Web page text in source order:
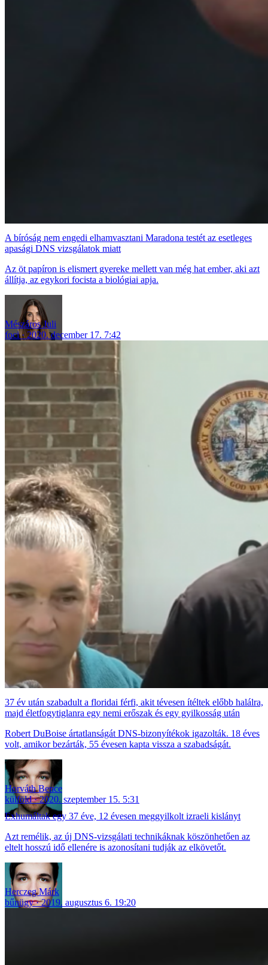
A bíróság nem engedi elhamvasztani Maradona testét az esetleges
apasági DNS vizsgálatok miatt
Az öt papíron is elismert gyereke mellett van még hat ember, aki azt
állítja, az egykori focista a biológiai apja.
Mészáros Juli
foci
2020. december 17. 7:42
37 év után szabadult a floridai férfi, akit tévesen ítéltek előbb halálra,
majd életfogytiglanra egy nemi erőszak és egy gyilkosság után
Robert DuBoise ártatlanságát DNS-bizonyítékok igazolták. 18 éves
volt, amikor bezárták, 55 évesen kapta vissza a szabadságát.
Horváth Bence
külföld
2020. szeptember 15. 5:31
Exhumáltak egy 37 éve, 12 évesen meggyilkolt izraeli kislányt
Azt remélik, az új DNS-vizsgálati technikáknak köszönhetően az
eltelt hosszú idő ellenére is azonosítani tudják az elkövetőt.
Herczeg Márk
bűnügy
2019. augusztus 6. 19:20